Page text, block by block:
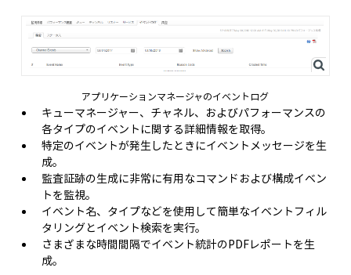
アプリケーションマネージャのイベントログ
キューマネージャー、チャネル、およびパフォーマンスの
各タイプのイベントに関する詳細情報を取得。
特定のイベントが発生したときにイベントメッセージを生
成。
監査証跡の生成に非常に有用なコマンドおよび構成イベン
トを監視。
イベント名、タイプなどを使用して簡単なイベントフィル
タリングとイベント検索を実行。
さまざまな時間間隔でイベント統計のPDFレポートを生
成。